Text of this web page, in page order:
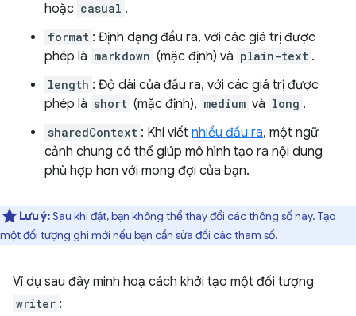
hoặc casual .
format : Định dạng đầu ra, với các giá trị được
phép là markdown (mặc định) và plain-text .
length : Độ dài của đầu ra, với các giá trị được
phép là short (mặc định), medium và long .
sharedContext : Khi viết nhiều đầu ra, một ngữ
cảnh chung có thể giúp mô hình tạo ra nội dung
phù hợp hơn với mong đợi của bạn.
Lưu ý:Sau khi đặt, bạn không thể thay đổi các thông số này. Tạo
một đối tượng ghi mới nếu bạn cần sửa đổi các tham số.
Ví dụ sau đây minh hoạ cách khởi tạo một đối tượng
writer :